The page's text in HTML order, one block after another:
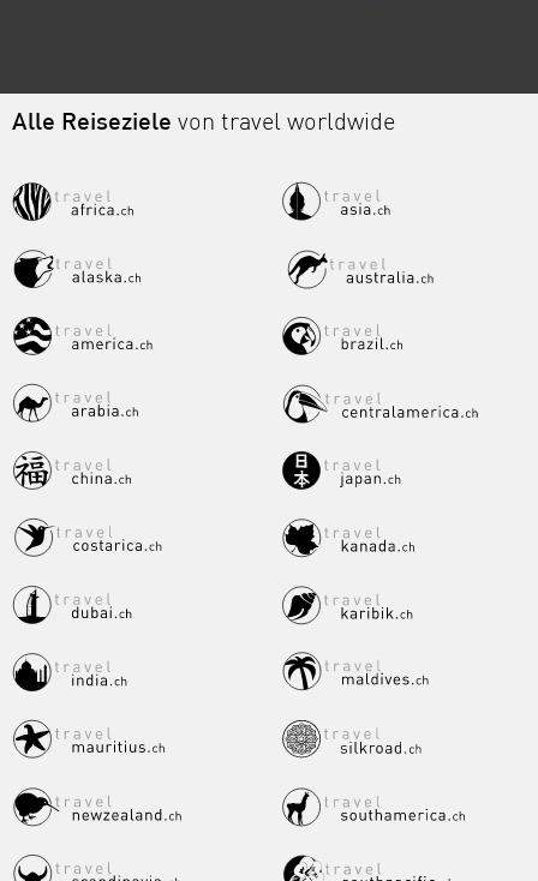
Alle Reiseziele von travel worldwide